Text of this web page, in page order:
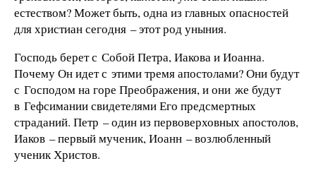
естеством? Может быть, одна из главных опасностей
для христиан сегодня – этот род уныния.
Господь берет с Собой Петра, Иакова и Иоанна.
Почему Он идет с этими тремя апостолами? Они будут
с Господом на горе Преображения, и они же будут
в Гефсимании свидетелями Его предсмертных
страданий. Петр – один из первоверховных апостолов,
Иаков – первый мученик, Иоанн – возлюбленный
ученик Христов.